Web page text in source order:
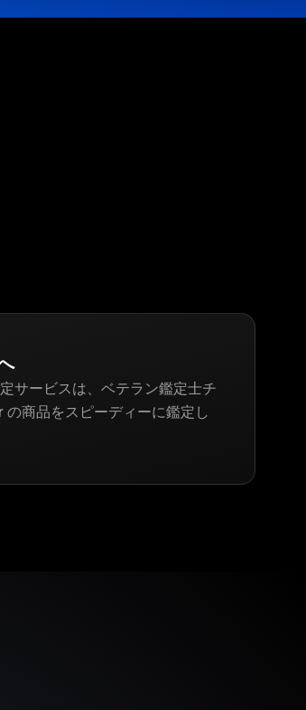
サービスは、ベテラン鑑定士チ
商品をスピーディーに鑑定し